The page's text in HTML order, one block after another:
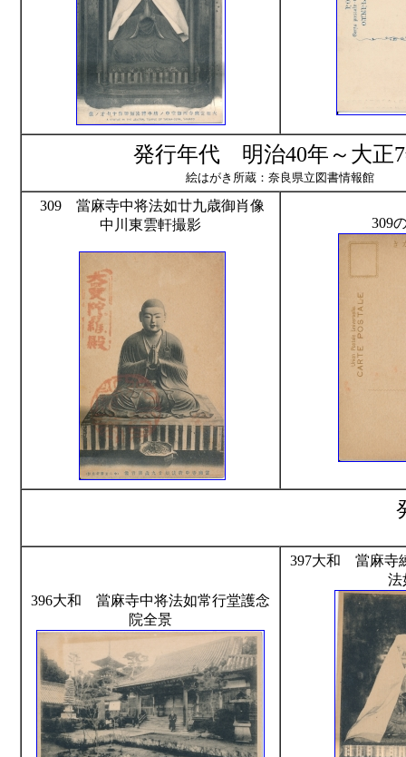
発行年代 明治40年～大正
絵はがき所蔵：奈良県立図書情報館
309 當麻寺中将法如廿九歳御肖像
中川東雲軒撮影
309
396大和 當麻寺中将法如常行堂護念
院全景
397大和 當麻寺
法